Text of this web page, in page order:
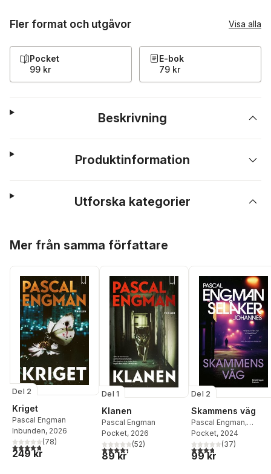
Fler format och utgåvor Visa alla
Pocket
99 kr
E-bok
79 kr
Beskrivning
Produktinformation
Utforska kategorier
Mer från samma författare
Del 2
Kriget
Pascal Engman
Inbunden, 2026
4,8utav 5 stjärnor. Totalt antal röster:
(78)
249 kr
Del 1
Klanen
Pascal Engman
Pocket, 2026
4,4utav 5 stjärnor. Totalt antal röster:
(52)
89 kr
Del 2
Skammens väg
Pascal Engman,
Johannes Selåker
Pocket, 2024
3,8utav 5 stjärnor.
(37)
99 kr